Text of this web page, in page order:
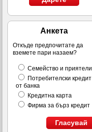
Анкета
Откъде предпочитате да
вземете пари назаем?
Семейство и приятели
Потребителски кредит
от банка
Кредитна карта
Фирма за бърз кредит
Гласувай